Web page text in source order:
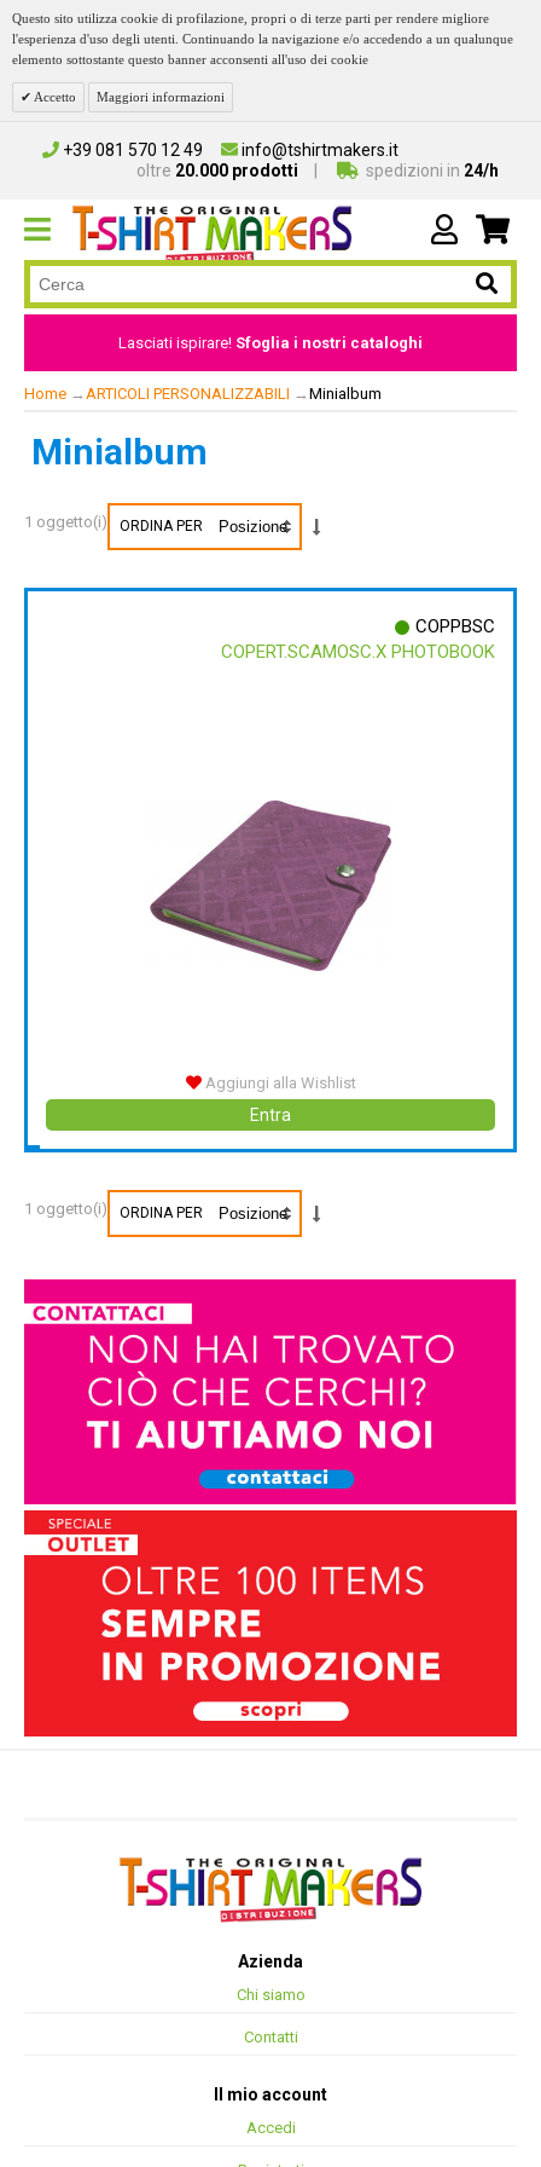
Questo sito utilizza cookie di profilazione, propri o di terze parti per rendere migliore
l'esperienza d'uso degli utenti. Continuando la navigazione e/o accedendo a un qualunque
elemento sottostante questo banner acconsenti all'uso dei cookie
Accetto Maggiori informazioni
+39 081 570 12 49
info@tshirtmakers.it
oltre 20.000 prodotti spedizioni in 24/h
Lasciati ispirare! Sfoglia i nostri cataloghi
Home → ARTICOLI PERSONALIZZABILI → Minialbum
Minialbum
1 oggetto(i) ORDINA PER
COPPBSC
COPERT.SCAMOSC.X PHOTOBOOK
Aggiungi alla Wishlist
Entra
1 oggetto(i) ORDINA PER
Azienda
Chi siamo
Contatti
Il mio account
Accedi